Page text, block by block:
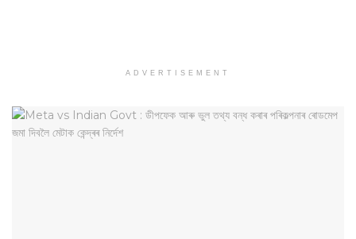
ADVERTISEMENT